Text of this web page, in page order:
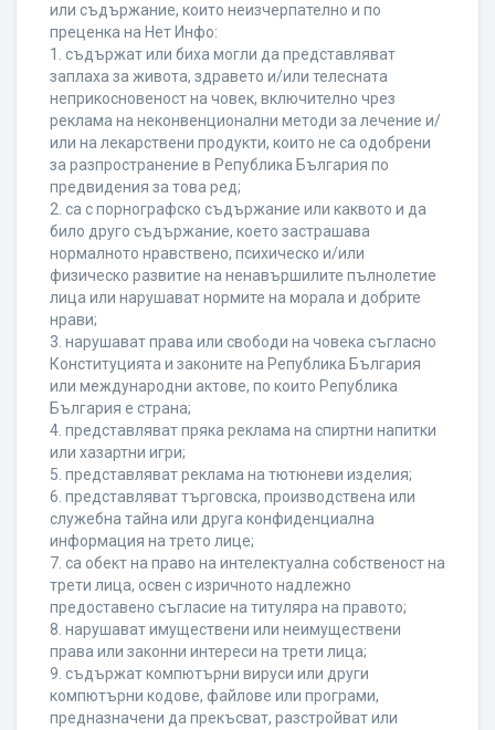
или съдържание, които неизчерпателно и по
преценка на Нет Инфо:
1. съдържат или биха могли да представляват
заплаха за живота, здравето и/или телесната
неприкосновеност на човек, включително чрез
реклама на неконвенционални методи за лечение и/
или на лекарствени продукти, които не са одобрени
за разпространение в Република България по
предвидения за това ред;
2. са с порнографско съдържание или каквото и да
било друго съдържание, което застрашава
нормалното нравствено, психическо и/или
физическо развитие на ненавършилите пълнолетие
лица или нарушават нормите на морала и добрите
нрави;
3. нарушават права или свободи на човека съгласно
Конституцията и законите на Република България
или международни актове, по които Република
България е страна;
4. представляват пряка реклама на спиртни напитки
или хазартни игри;
5. представляват реклама на тютюневи изделия;
6. представляват търговска, производствена или
служебна тайна или друга конфиденциална
информация на трето лице;
7. са обект на право на интелектуална собственост на
трети лица, освен с изричното надлежно
предоставено съгласие на титуляра на правото;
8. нарушават имуществени или неимуществени
права или законни интереси на трети лица;
9. съдържат компютърни вируси или други
компютърни кодове, файлове или програми,
предназначени да прекъсват, разстройват или